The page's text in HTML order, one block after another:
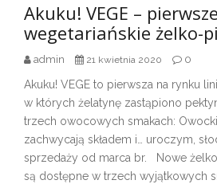
Akuku! VEGE –
wegetariańskie żelko-
admin 21 kwietnia 2020 0
Akuku! VEGE to pierwsza na rynku
w których żelatynę zastąpiono
trzech owocowych smakach:
zachwycają składem i… uroczym,
sprzedaży od marca br. Nowe
są dostępne w trzech wyjątkowych